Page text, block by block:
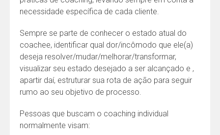
necessidade específica de cada cliente.
Sempre se parte de conhecer o estado atual do
coachee, identificar qual dor/incômodo que ele(a)
deseja resolver/mudar/melhorar/transformar,
visualizar seu estado desejado a ser alcançado e ,
apartir daí, estruturar sua rota de ação para seguir
rumo ao seu objetivo de processo.
Pessoas que buscam o coaching individual
normalmente visam: